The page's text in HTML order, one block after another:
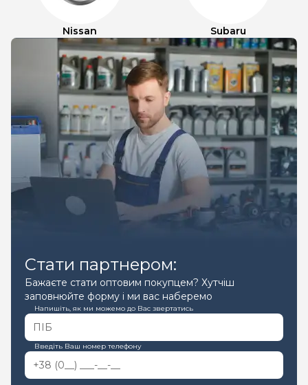
Nissan Subaru
Стати партнером:
Бажаєте стати оптовим покупцем? Хутчіш
заповнюйте форму і ми вас наберемо
Напишіть, як ми можемо до Вас звертатись
Введіть Ваш номер телефону